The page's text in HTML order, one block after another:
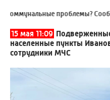
проблемы?
15 мая 11:09
населенные пункты
сотрудники МЧС